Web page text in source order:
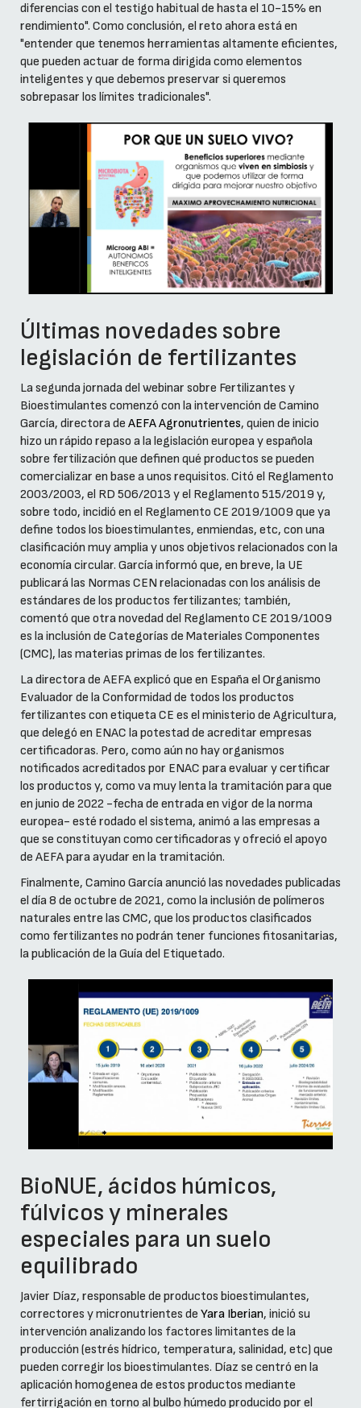
diferencias con el testigo habitual de hasta el 10-15% en
rendimiento". Como conclusión, el reto ahora está en
"entender que tenemos herramientas altamente eficientes,
que pueden actuar de forma dirigida como elementos
inteligentes y que debemos preservar si queremos
sobrepasar los límites tradicionales".
Últimas novedades sobre
legislación de fertilizantes
La segunda jornada del webinar sobre Fertilizantes y
Bioestimulantes comenzó con la intervención de Camino
García, directora de AEFA Agronutrientes, quien de inicio
hizo un rápido repaso a la legislación europea y española
sobre fertilización que definen qué productos se pueden
comercializar en base a unos requisitos. Citó el Reglamento
2003/2003, el RD 506/2013 y el Reglamento 515/2019 y,
sobre todo, incidió en el Reglamento CE 2019/1009 que ya
define todos los bioestimulantes, enmiendas, etc, con una
clasificación muy amplia y unos objetivos relacionados con la
economía circular. García informó que, en breve, la UE
publicará las Normas CEN relacionadas con los análisis de
estándares de los productos fertilizantes; también,
comentó que otra novedad del Reglamento CE 2019/1009
es la inclusión de Categorías de Materiales Componentes
(CMC), las materias primas de los fertilizantes.
La directora de AEFA explicó que en España el Organismo
Evaluador de la Conformidad de todos los productos
fertilizantes con etiqueta CE es el ministerio de Agricultura,
que delegó en ENAC la potestad de acreditar empresas
certificadoras. Pero, como aún no hay organismos
notificados acreditados por ENAC para evaluar y certificar
los productos y, como va muy lenta la tramitación para que
en junio de 2022 -fecha de entrada en vigor de la norma
europea- esté rodado el sistema, animó a las empresas a
que se constituyan como certificadoras y ofreció el apoyo
de AEFA para ayudar en la tramitación.
Finalmente, Camino García anunció las novedades publicadas
el día 8 de octubre de 2021, como la inclusión de polímeros
naturales entre las CMC, que los productos clasificados
como fertilizantes no podrán tener funciones fitosanitarias,
la publicación de la Guía del Etiquetado.
BioNUE, ácidos húmicos,
fúlvicos y minerales
especiales para un suelo
equilibrado
Javier Díaz, responsable de productos bioestimulantes,
correctores y micronutrientes de Yara Iberian, inició su
intervención analizando los factores limitantes de la
producción (estrés hídrico, temperatura, salinidad, etc) que
pueden corregir los bioestimulantes. Díaz se centró en la
aplicación homogenea de estos productos mediante
fertirrigación en torno al bulbo húmedo producido por el